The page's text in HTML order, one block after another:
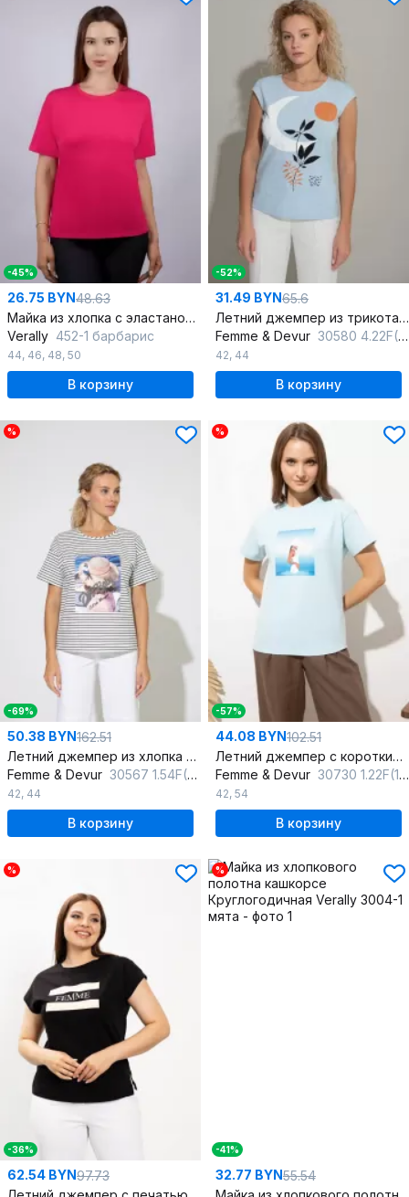
-45%
26.75 BYN48.63
Майка из хлопка с эластаном, красная, прямой силуэт
Verally 452-1 барбарис
44, 46, 48, 50
В корзину
-52%
31.49 BYN65.6
Летний джемпер из трикотажа и хлопка с принтом
Femme & Devur 30580 4.22F(170)
42, 44
В корзину
%
-69%
50.38 BYN162.51
Летний джемпер из хлопка с полосками и коротким рукавом
Femme & Devur 30567 1.54F(170)
42, 44
В корзину
%
-57%
44.08 BYN102.51
Летний джемпер с коротким рукавом и спущенным плечом
Femme & Devur 30730 1.22F(170)
42, 54
В корзину
%
-36%
62.54 BYN97.73
%
-41%
32.77 BYN55.54